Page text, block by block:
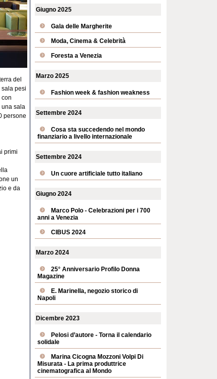
del
sala pesi
una sala
persone
primi
un
e da
Giugno 2025
Gala delle Margherite
Moda, Cinema & Celebrità
Foresta a Venezia
Marzo 2025
Fashion week & fashion weakness
Settembre 2024
Cosa sta succedendo nel mondo
finanziario a livello internazionale
Settembre 2024
Un cuore artificiale tutto italiano
Giugno 2024
Marco Polo - Celebrazioni per i 700
anni a Venezia
CIBUS 2024
Marzo 2024
25° Anniversario Profilo Donna
Magazine
E. Marinella, negozio storico di
Napoli
Dicembre 2023
Pelosi d’autore - Torna il calendario
solidale
Marina Cicogna Mozzoni Volpi Di
Misurata - La prima produttrice
cinematografica al Mondo